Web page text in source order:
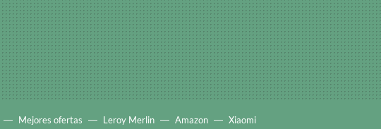
Mejores ofertas Leroy Merlin Amazon Xiaomi